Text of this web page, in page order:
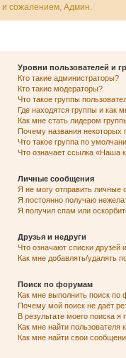
и сожалением, Админ.
Уровни пользователей и
Кто такие администраторы?
Кто такие модераторы?
Что такое группы
Где находятся группы и как
Как мне стать лидером
Почему названия некоторых
Что такое группа по
Что означает ссылка «Наша
Личные сообщения
Я не могу отправить личные
Я постоянно получаю
Я получил спам или
Друзья и недруги
Что означают списки друзей
Как мне добавлять/удалять
Поиск по форумам
Как мне выполнить поиск
Почему мой поиск не даёт
В результате моего поиска я
Как мне найти пользователя
Как мне найти свои